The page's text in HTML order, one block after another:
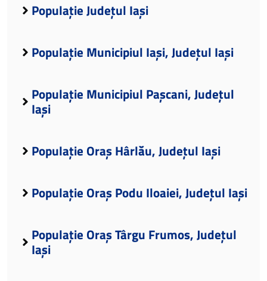
Populație Județul Iași
Populație Municipiul Iași, Județul Iași
Populație Municipiul Pașcani, Județul
Iași
Populație Oraș Hârlău, Județul Iași
Populație Oraș Podu Iloaiei, Județul Iași
Populație Oraș Târgu Frumos, Județul
Iași